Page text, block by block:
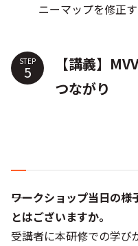
ニーマップを修正
STEP
【講義】
つながり
――ワークショップ当日の
とはございますか。
受講者に本研修での学び